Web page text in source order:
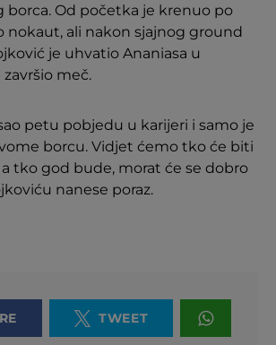
borca. Od početka je krenuo po
nokaut, ali nakon sjajnog ground
je uhvatio Ananiasa u
meč.
petu pobjedu u karijeri i samo je
borcu. Vidjet ćemo tko će biti
tko god bude, morat će se dobro
nanese poraz.
TWEET